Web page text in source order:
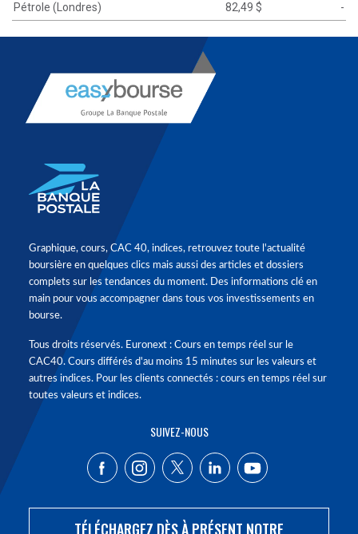
Pétrole (Londres)
82,49 $ -
Graphique, cours, CAC 40, indices, retrouvez toute l'actualité
boursière en quelques clics mais aussi des articles et dossiers
complets sur les tendances du moment. Des informations clé en
main pour vous accompagner dans tous vos investissements en
bourse.
Tous droits réservés. Euronext : Cours en temps réel sur le
CAC40. Cours différés d'au moins 15 minutes sur les valeurs et
autres indices. Pour les clients connectés : cours en temps réel sur
toutes valeurs et indices.
SUIVEZ-NOUS
TÉLÉCHARGEZ DÈS À PRÉSENT NOTRE